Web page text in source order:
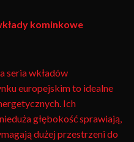
kominkowe
seria wkładów
europejskim to idealne
Ich
głębokość sprawiają,
dużej przestrzeni do